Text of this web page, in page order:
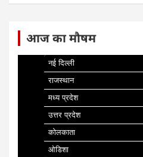
आज का मौषम
नई दिल्ली
राजस्थान
मध्य प्रदेश
उत्तर प्रदेश
कोलकाता
ओडिशा